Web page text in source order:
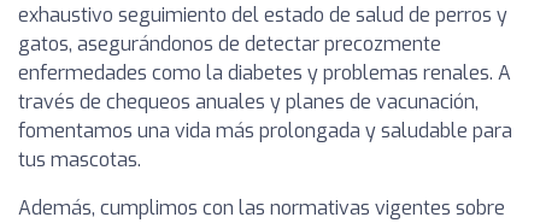
exhaustivo seguimiento del estado de salud de perros y
gatos, asegurándonos de detectar precozmente
enfermedades como la diabetes y problemas renales. A
través de chequeos anuales y planes de vacunación,
fomentamos una vida más prolongada y saludable para
tus mascotas.
Además, cumplimos con las normativas vigentes sobre